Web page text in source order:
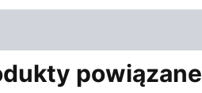
powiązane